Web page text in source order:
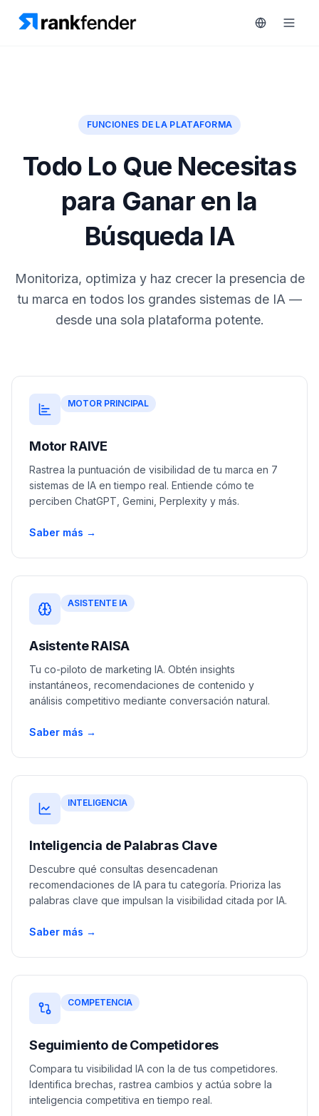
MONITORIZA
Seguimiento
de
ACTÚA
Engine
RAISA
Assistant
y
análisis
Precios
Reservar
FUNCIONES DE LA PLATAFORMA
Todo Lo Que Necesitas
para Ganar en la
Búsqueda IA
Monitoriza, optimiza y haz crecer la presencia de
tu marca en todos los grandes sistemas de IA —
desde una sola plataforma potente.
MOTOR PRINCIPAL
Motor RAIVE
Rastrea la puntuación de visibilidad de tu marca en 7
sistemas de IA en tiempo real. Entiende cómo te
perciben ChatGPT, Gemini, Perplexity y más.
Saber más →
ASISTENTE IA
Asistente RAISA
Tu co-piloto de marketing IA. Obtén insights
instantáneos, recomendaciones de contenido y
análisis competitivo mediante conversación natural.
Saber más →
INTELIGENCIA
Inteligencia de Palabras Clave
Descubre qué consultas desencadenan
recomendaciones de IA para tu categoría. Prioriza las
palabras clave que impulsan la visibilidad citada por IA.
Saber más →
COMPETENCIA
Seguimiento de Competidores
Compara tu visibilidad IA con la de tus competidores.
Identifica brechas, rastrea cambios y actúa sobre la
inteligencia competitiva en tiempo real.